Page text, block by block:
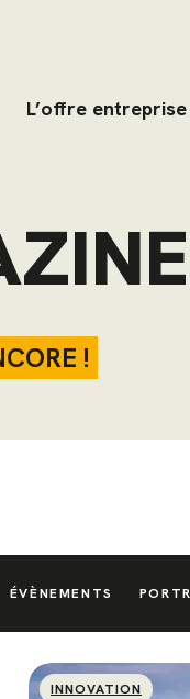
L’offre entreprise
!
ÉVÈNEMENTS
INNOVATION